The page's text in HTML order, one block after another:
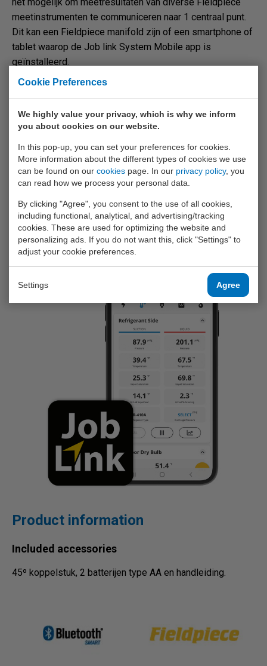
Cookie Preferences
We highly value your privacy, which is why we inform
you about cookies on our website.
In this pop-up, you can set your preferences for cookies.
More information about the different types of cookies we use
can be found on our cookies page. In our privacy policy, you
can read how we process your personal data.
By clicking "Agree", you consent to the use of all cookies,
including functional, analytical, and advertising/tracking
cookies. These are used for optimizing the website and
personalizing ads. If you do not want this, click "Settings" to
adjust your cookie preferences.
Settings Agree
meetinstrumenten te communiceren naar 1 centraal punt.
Dit kan een Fieldpiece manifold zijn of een smartphone of
tablet waarop de Job link System Mobile app is
geïnstalleerd.
Door een Job Link®verbinding van een instrument naar
een manifold te maken worden de meetresultaten van het
instrument toegevoegd aan die van de manifold en
gelijktijdig weergegeven. Door een Fieldpiece instrument
via Job Link te verbinden met een smartphone of tablet
met de Job Link® app kunnen meetresultaten in realtime
worden uitgelezen, geanalyseerd en als meetrapportage
Meer informatie over de Job Link System Mobile
app
Product information
Included accessories
45º koppelstuk, 2 batterijen type AA en handleiding.